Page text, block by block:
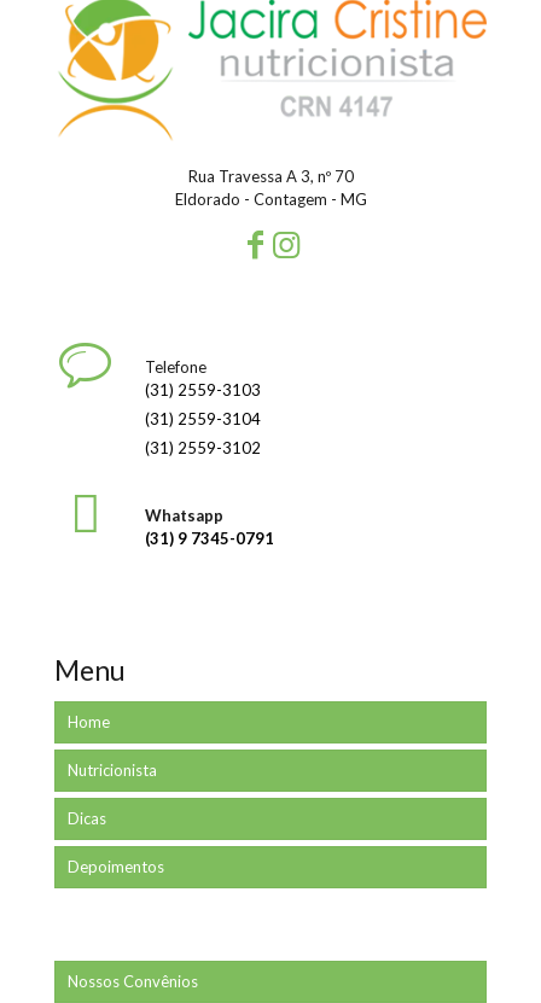
Rua Travessa A 3, nº 70
Eldorado - Contagem - MG
Telefone
(31) 2559-3103
(31) 2559-3104
(31) 2559-3102
Whatsapp
(31) 9 7345-0791
Menu
Home
Nutricionista
Dicas
Depoimentos
Nossos Convênios